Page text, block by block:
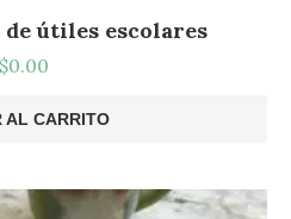
útiles escolares
$0.00
AL CARRITO